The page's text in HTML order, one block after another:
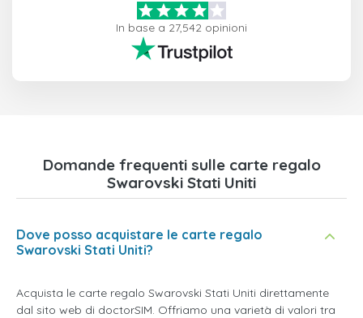
In base a 27,542 opinioni
Domande frequenti sulle carte regalo
Swarovski Stati Uniti
Dove posso acquistare le carte regalo
Swarovski Stati Uniti?
Acquista le carte regalo Swarovski Stati Uniti direttamente
dal sito web di doctorSIM. Offriamo una varietà di valori tra